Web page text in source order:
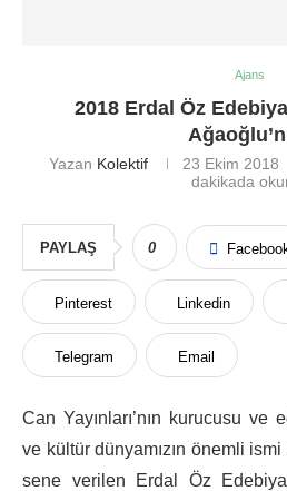
Ajans
2018 Erdal Öz
Yazan Kolektif 23 Ekim 2018
dakikada
PAYLAŞ 0
Pinterest Linkedin
Telegram Email
Can Yayınları’nın kurucusu ve
ve kültür dünyamızın önemli ismi
sene verilen Erdal Öz